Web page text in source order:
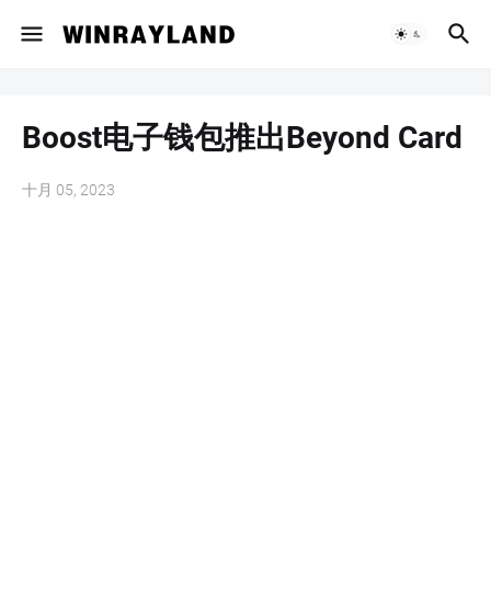
Boost电子钱包推出Beyond Card
十月 05, 2023